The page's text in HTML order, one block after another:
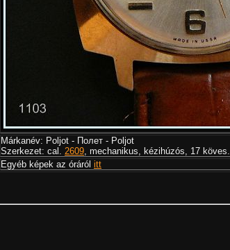
Márkanév: Poljot - Полет - Poljot
Szerkezet: cal. 2609, mechanikus, kézihúzós, 17 köves.
Egyéb képek az óráról itt